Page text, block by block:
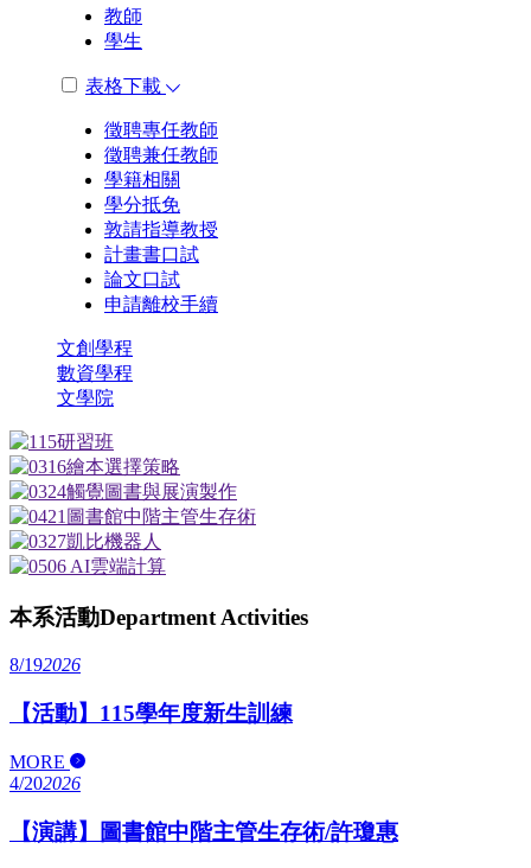
教師
學生
表格下載
徵聘專任教師
徵聘兼任教師
學籍相關
學分抵免
敦請指導教授
計畫書口試
論文口試
申請離校手續
文創學程
數資學程
文學院
本系活動Department Activities
8/192026
【活動】115學年度新生訓練
MORE
4/202026
【演講】圖書館中階主管生存術/許瓊惠